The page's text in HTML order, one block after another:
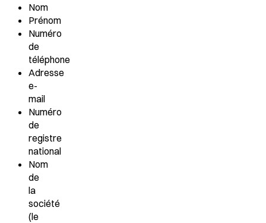
Nom
Prénom
Numéro
de
téléphone
Adresse
e-
mail
Numéro
de
registre
national
Nom
de
la
société
(le